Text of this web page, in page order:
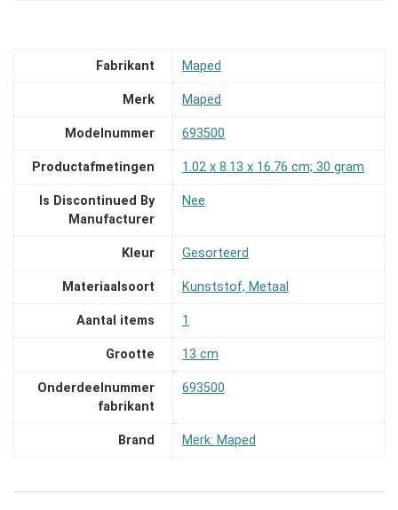
Fabrikant ‎Maped
Merk ‎Maped
Modelnummer ‎693500
Productafmetingen ‎1.02 x 8.13 x 16.76 cm; 30 gram
Is Discontinued By
Manufacturer
‎Nee
Kleur ‎Gesorteerd
Materiaalsoort ‎Kunststof, Metaal
Aantal items ‎1
Grootte ‎13 cm
Onderdeelnummer
fabrikant
‎693500
Brand Merk: Maped